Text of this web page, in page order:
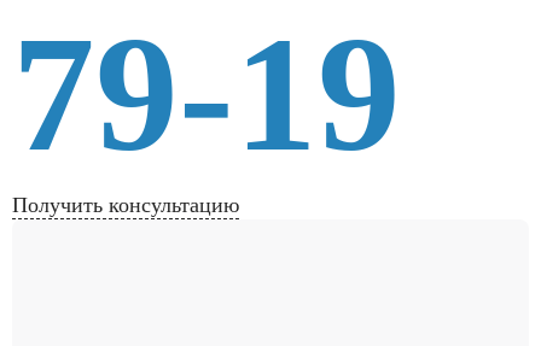
79-19
Получить консультацию